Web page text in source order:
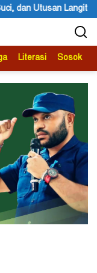
Karya Siswa dan
Literasi Sosok